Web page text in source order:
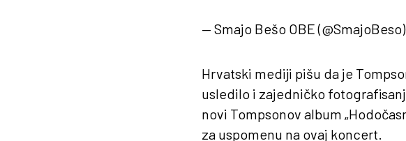
— Smajo Bešo OBE (@SmajoBeso)
Hrvatski mediji pišu da je
usledilo i zajedničko
novi Tompsonov album
za uspomenu na ovaj koncert.